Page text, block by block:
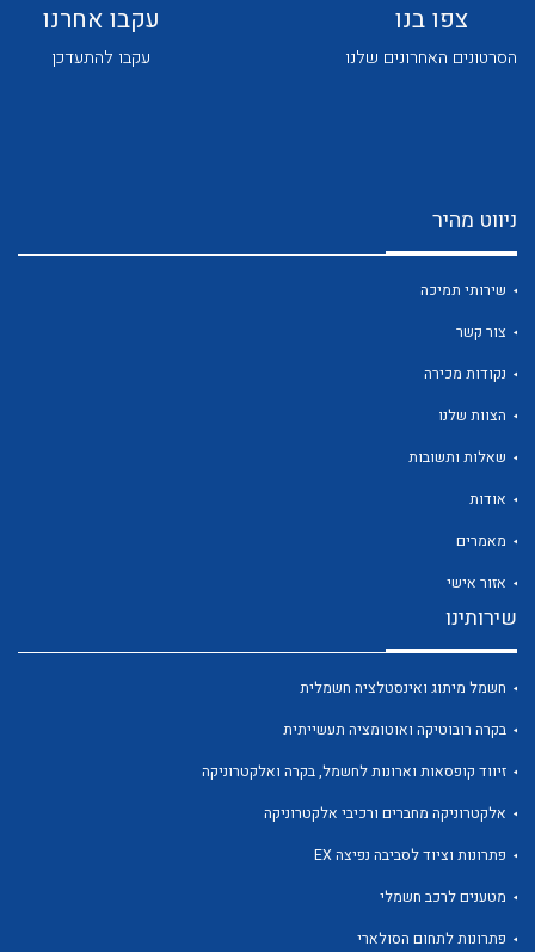
צפו בנו
הסרטונים האחרונים שלנו
עקבו אחרנו
עקבו להתעדכן
ניווט מהיר
שירותי תמיכה
צור קשר
נקודות מכירה
הצוות שלנו
שאלות ותשובות
אודות
מאמרים
אזור אישי
שירותינו
חשמל מיתוג ואינסטלציה חשמלית
בקרה רובוטיקה ואוטומציה תעשייתית
זיווד קופסאות וארונות לחשמל, בקרה ואלקטרוניקה
אלקטרוניקה מחברים ורכיבי אלקטרוניקה
פתרונות וציוד לסביבה נפיצה EX
מטענים לרכב חשמלי
פתרונות לתחום הסולארי